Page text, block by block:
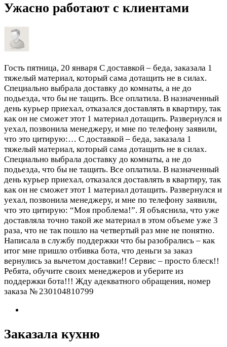
Ужасно работают с клиентами
Гость пятница, 20 января С доставкой – беда, заказала 1
тяжелый материал, который сама дотащить не в силах.
Специально выбрала доставку до комнаты, а не до
подьезда, что бы не тащить. Все оплатила. В назначенный
день курьер приехал, отказался доставлять в квартиру, так
как он не сможет этот 1 материал дотащить. Развернулся и
уехал, позвонила менеджеру, и мне по телефону заявили,
что это цитирую:… С доставкой – беда, заказала 1
тяжелый материал, который сама дотащить не в силах.
Специально выбрала доставку до комнаты, а не до
подьезда, что бы не тащить. Все оплатила. В назначенный
день курьер приехал, отказался доставлять в квартиру, так
как он не сможет этот 1 материал дотащить. Развернулся и
уехал, позвонила менеджеру, и мне по телефону заявили,
что это цитирую: “Моя проблема!”. Я объяснила, что уже
доставляла точно такой же материал в этом объеме уже 3
раза, что не так пошло на четвертый раз мне не понятно.
Написала в службу поддержки что бы разобрались – как
итог мне пришло отбивка бота, что деньги за заказ
вернулись за вычетом доставки!! Сервис – просто блеск!!
Ребята, обучите своих менеджеров и уберите из
поддержки бота!!! Жду адекватного обращения, номер
заказа № 230104810799
Заказала кухню